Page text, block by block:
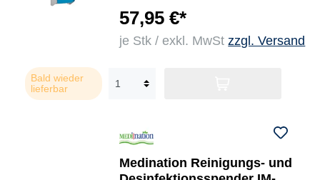
57,95 €*
je Stk / exkl. MwStzzgl. Versand
Bald wieder
lieferbar
Medination Reinigungs- und